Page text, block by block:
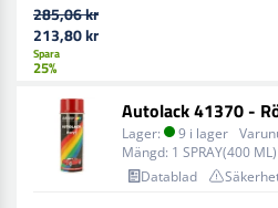
285,06 kr
213,80 kr
Spara
25%
Autolack 41370 -
Lager: 9 i lager
Mängd: 1 SPRAY(400 ML)
Datablad